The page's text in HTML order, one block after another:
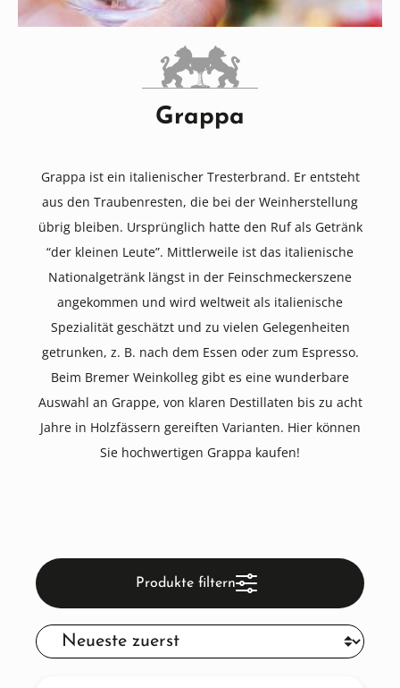
Grappa
Grappa ist ein italienischer Tresterbrand. Er entsteht
aus den Traubenresten, die bei der Weinherstellung
übrig bleiben. Ursprünglich hatte den Ruf als Getränk
“der kleinen Leute”. Mittlerweile ist das italienische
Nationalgetränk längst in der Feinschmeckerszene
angekommen und wird weltweit als italienische
Spezialität geschätzt und zu vielen Gelegenheiten
getrunken, z. B. nach dem Essen oder zum Espresso.
Beim Bremer Weinkolleg gibt es eine wunderbare
Auswahl an Grappe, von klaren Destillaten bis zu acht
Jahre in Holzfässern gereiften Varianten. Hier können
Sie hochwertigen Grappa kaufen!
Produkte filtern